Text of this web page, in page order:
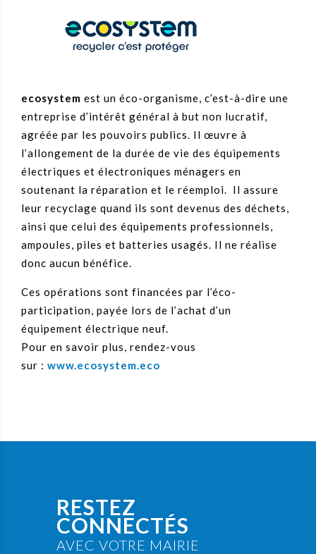
ecosystem est un éco-organisme, c’est-à-dire une
entreprise d’intérêt général à but non lucratif,
agréée par les pouvoirs publics. Il œuvre à
l’allongement de la durée de vie des équipements
électriques et électroniques ménagers en
soutenant la réparation et le réemploi. Il assure
leur recyclage quand ils sont devenus des déchets,
ainsi que celui des équipements professionnels,
ampoules, piles et batteries usagés. Il ne réalise
donc aucun bénéfice.
Ces opérations sont financées par l’éco-
participation, payée lors de l’achat d’un
équipement électrique neuf.
Pour en savoir plus, rendez-vous
sur : www.ecosystem.eco
RESTEZ
CONNECTÉS
AVEC VOTRE MAIRIE